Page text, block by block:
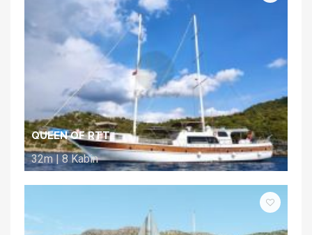
QUEEN OF RTT
32m | 8 Kabin